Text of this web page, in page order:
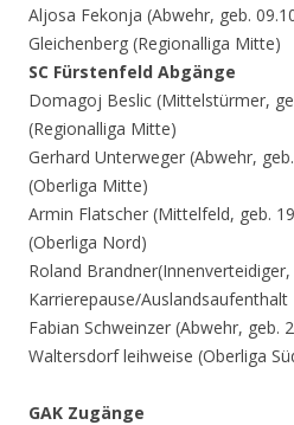
Aljosa Fekonja (Abwehr, geb.
Gleichenberg (Regionalliga Mitte)
SC Fürstenfeld Abgänge
Domagoj Beslic (Mittelstürmer,
(Regionalliga Mitte)
Gerhard Unterweger (Abwehr,
(Oberliga Mitte)
Armin Flatscher (Mittelfeld, geb.
(Oberliga Nord)
Roland
Karrierepause/Auslandsaufenthalt
Fabian Schweinzer (Abwehr, geb.
Waltersdorf leihweise (Oberliga
GAK Zugänge